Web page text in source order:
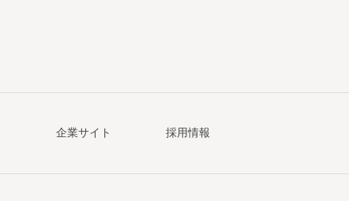
企業サイト 採用情報